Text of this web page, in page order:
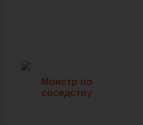
Монстр по
соседству